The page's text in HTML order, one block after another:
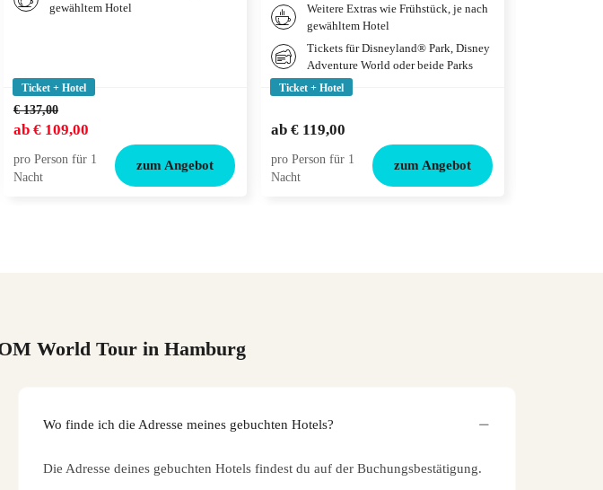
gewähltem Hotel
Ticket + Hotel
€ 137,00
ab € 109,00
pro Person für 1
Nacht
zum Angebot
Weitere Extras wie Frühstück, je nach
gewähltem Hotel
Tickets für Disneyland® Park, Disney
Adventure World oder beide Parks
Ticket + Hotel
ab € 119,00
pro Person für 1
Nacht
zum Angebot
World Tour in Hamburg
Wo finde ich die Adresse meines gebuchten Hotels?
Die Adresse deines gebuchten Hotels findest du auf der Buchungsbestätigung.